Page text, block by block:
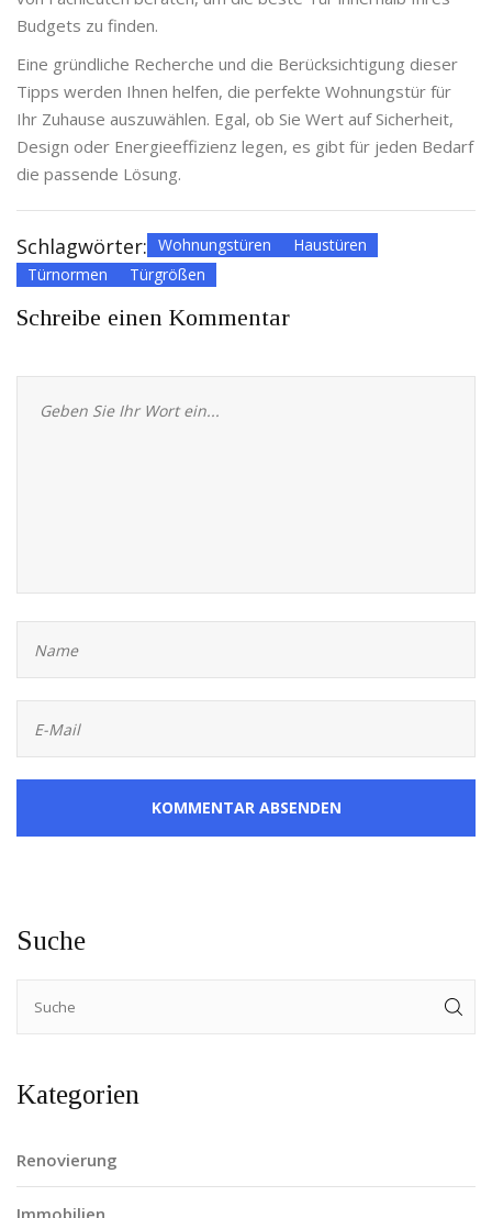
Budgets zu finden.
Eine gründliche Recherche und die Berücksichtigung dieser
Tipps werden Ihnen helfen, die perfekte Wohnungstür für
Ihr Zuhause auszuwählen. Egal, ob Sie Wert auf Sicherheit,
Design oder Energieeffizienz legen, es gibt für jeden Bedarf
die passende Lösung.
Schlagwörter: Wohnungstüren
Haustüren
Türnormen
Türgrößen
Schreibe einen Kommentar
KOMMENTAR ABSENDEN
Suche
Kategorien
Renovierung